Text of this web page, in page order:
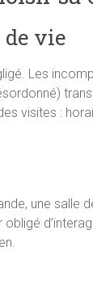
vie
Les
visites :
une salle